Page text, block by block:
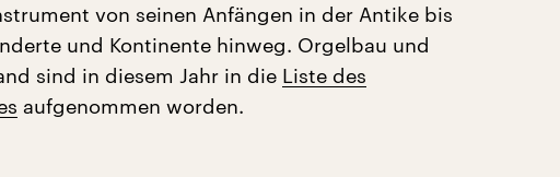
von seinen Anfängen in der Antike bis
und Kontinente hinweg. Orgelbau und
sind in diesem Jahr in die Liste des
aufgenommen worden.